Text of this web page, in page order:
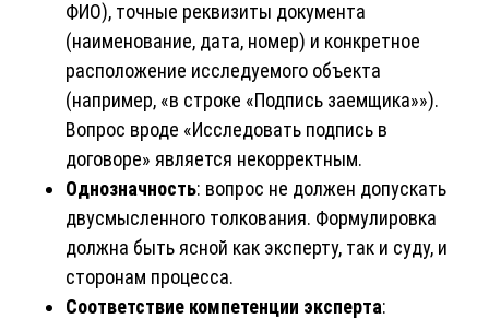
ФИО), точные реквизиты документа
(наименование, дата, номер) и конкретное
расположение исследуемого объекта
(например, «в строке «Подпись заемщика»»).
Вопрос вроде «Исследовать подпись в
договоре» является некорректным.
Однозначность: вопрос не должен допускать
двусмысленного толкования. Формулировка
должна быть ясной как эксперту, так и суду, и
сторонам процесса.
Соответствие компетенции эксперта: